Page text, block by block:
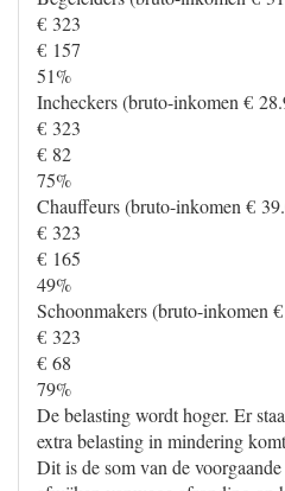
€ 323
€ 157
51%
Incheckers (bruto-inkomen €
€ 323
€ 82
75%
Chauffeurs (bruto-inkomen €
€ 323
€ 165
49%
Schoonmakers (bruto-inkomen
€ 323
€ 68
79%
De belasting wordt hoger. Er
extra belasting in mindering
Dit is de som van de